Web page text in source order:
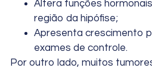
Altera funções
região da hipófise;
Apresenta crescimento
exames de controle.
Por outro lado, muitos